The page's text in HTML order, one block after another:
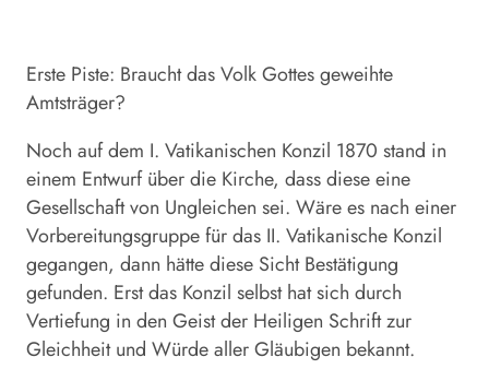
Erste Piste: Braucht das Volk Gottes geweihte
Amtsträger?
Noch auf dem I. Vatikanischen Konzil 1870 stand in
einem Entwurf über die Kirche, dass diese eine
Gesellschaft von Ungleichen sei. Wäre es nach einer
Vorbereitungsgruppe für das II. Vatikanische Konzil
gegangen, dann hätte diese Sicht Bestätigung
gefunden. Erst das Konzil selbst hat sich durch
Vertiefung in den Geist der Heiligen Schrift zur
Gleichheit und Würde aller Gläubigen bekannt.